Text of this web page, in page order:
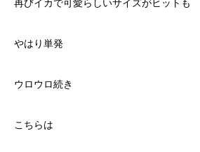
再びイカで可愛らしいサイズがヒットも
やはり単発
ウロウロ続き
こちらは